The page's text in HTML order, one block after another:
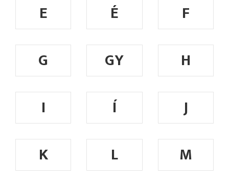
E
É
F
G
GY
H
I
Í
J
K
L
M